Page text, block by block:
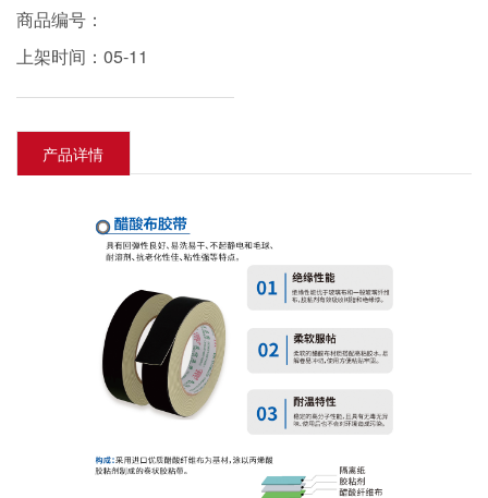
商品编号：
上架时间：05-11
产品详情